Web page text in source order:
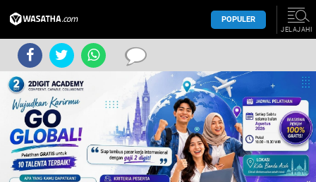
POPULER
JELAJAHI